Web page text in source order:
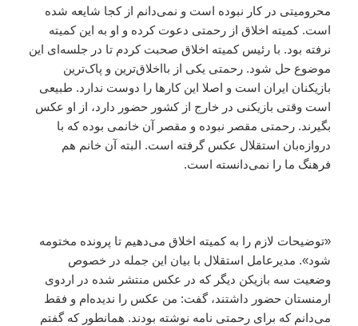
محرومیتی در کار نبوده است و نمی‌دانم از کجا شایعه شده
است. کمیته اخلاق از رحمتی دعوت کرده و او به این کمیته
نرفته بود. با رئیس کمیته اخلاق صحبت کردم تا در جلسه‌ای این
موضوع حل شود. رحمتی یکی از بااخلاق‌ترین و پاک‌ترین
بازیکنان ایران است و اصلا این کارها را دوست ندارد. طبیعی
است وقتی بازیکنی در خارج از کشور حضور دارد، از او عکس
بگیرند. رحمتی مقصر نبوده و مقصر آن خانمی بوده که با
دروازه‌بان استقلال عکس گرفته است. البته آن خانم هم
فرهنگ ما را نمی‌دانسته است.
«توضیحات لازم را به کمیته اخلاق می‌دهیم تا پرونده مختومه
شود». مدیرعامل استقلال با بیان این جمله در خصوص
وضعیت سه بازیکن دیگر که در عکس منتشر شده در اردوی
ارمنستان حضور داشتند، گفت: من عکس را ندیده‌ام و فقط
می‌دانم که برای رحمتی نامه نوشته بودند. همانطور که گفتم